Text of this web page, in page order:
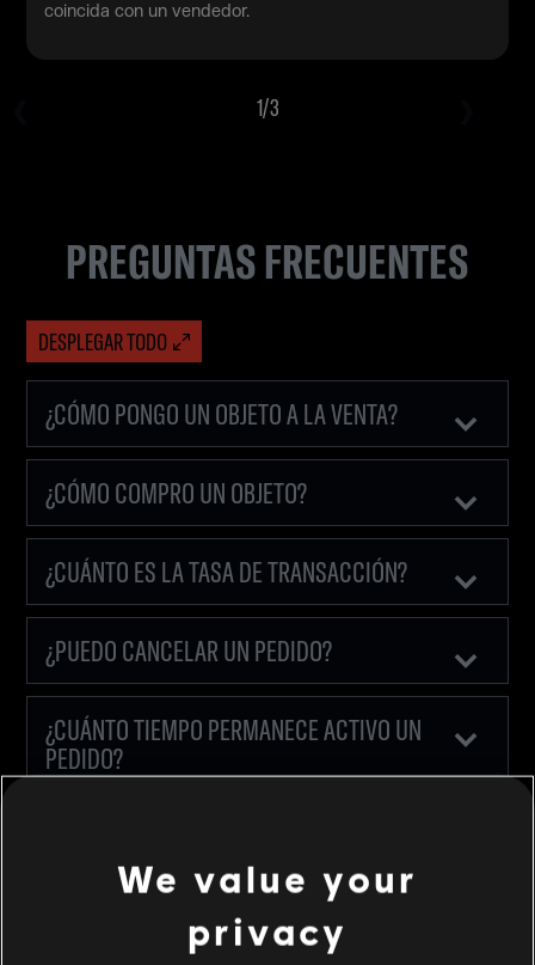
coincida con un vendedor.
1/3
PREGUNTAS FRECUENTES
DESPLEGAR TODO
¿CÓMO PONGO UN OBJETO A LA VENTA?
¿CÓMO COMPRO UN OBJETO?
¿CUÁNTO ES LA TASA DE TRANSACCIÓN?
¿PUEDO CANCELAR UN PEDIDO?
¿CUÁNTO TIEMPO PERMANECE ACTIVO UN
PEDIDO?
MISMO TIEMPO?
HE COMPRADO HACE POCO UN OBJETO.
We value your
privacy